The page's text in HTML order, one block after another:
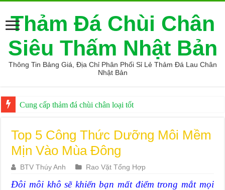
Thảm Đá Chùi Chân
Siêu Thấm Nhật Bản
Thông Tin Bảng Giá, Địa Chỉ Phân Phối Sỉ Lẻ Thảm Đá Lau Chân
Nhật Bản
Cung cấp thảm đá chùi chân loại tốt
Top 5 Công Thức Dưỡng Môi Mềm
Mịn Vào Mùa Đông
BTV Thúy Anh Rao Vặt Tổng Hợp
Đôi môi khô sẽ khiến bạn mất điểm trong mắt mọi